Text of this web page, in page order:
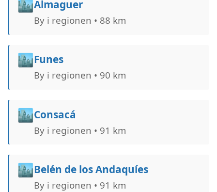
🏙️Almaguer
By i regionen • 88 km
🏙️Funes
By i regionen • 90 km
🏙️Consacá
By i regionen • 91 km
🏙️Belén de los Andaquíes
By i regionen • 91 km